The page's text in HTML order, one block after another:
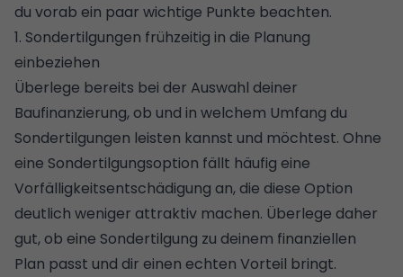
du vorab ein paar wichtige Punkte beachten.
1. Sondertilgungen frühzeitig in die Planung
einbeziehen
Überlege bereits bei der Auswahl deiner
Baufinanzierung, ob und in welchem Umfang du
Sondertilgungen leisten kannst und möchtest. Ohne
eine Sondertilgungsoption fällt häufig eine
Vorfälligkeitsentschädigung an, die diese Option
deutlich weniger attraktiv machen. Überlege daher
gut, ob eine Sondertilgung zu deinem finanziellen
Plan passt und dir einen echten Vorteil bringt.